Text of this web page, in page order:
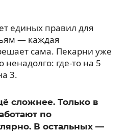
единых правил для
— каждая
сама. Пекарни уже
ненадолго: где-то на 5
3.
сложнее. Только в
по
В остальных —